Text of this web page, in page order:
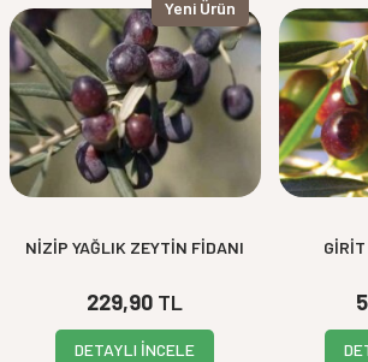
süresi :
Çiçeklenme
zamanı :
Derim
Zamanı :
Tozlayıcıları
:
Kendine verimli.
Diğer
Yeşil olum döneminde
Yeni Ürün
NİZİP YAĞLIK ZEYTİN FİDANI
229,90 TL
DETAYLI İNCELE